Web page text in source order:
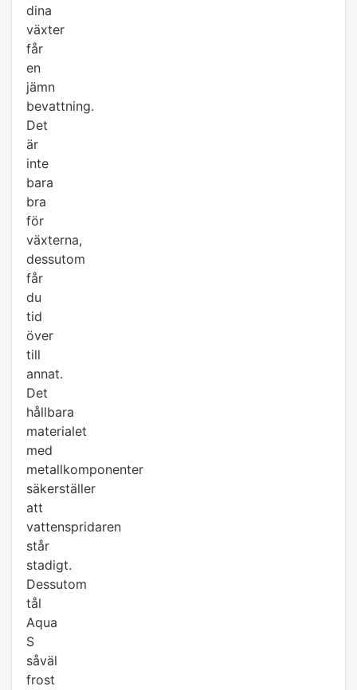
dina
växter
får
en
jämn
bevattning.
Det
är
inte
bara
bra
för
växterna,
dessutom
får
du
tid
över
till
annat.
Det
hållbara
materialet
med
metallkomponenter
säkerställer
att
vattenspridaren
står
stadigt.
Dessutom
tål
Aqua
S
såväl
frost